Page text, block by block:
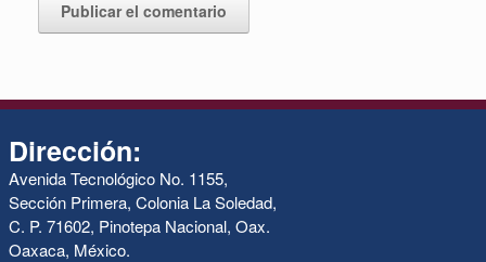
Dirección:
Avenida Tecnológico No. 1155,
Sección Primera, Colonia La Soledad,
C. P. 71602, Pinotepa Nacional, Oax.
Oaxaca, México.